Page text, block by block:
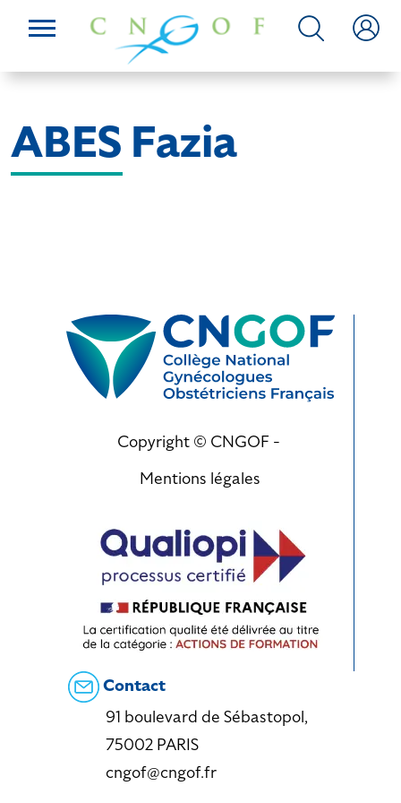
ABES Fazia
Copyright © CNGOF -
Mentions légales
Contact
91 boulevard de Sébastopol,
75002 PARIS
cngof@cngof.fr